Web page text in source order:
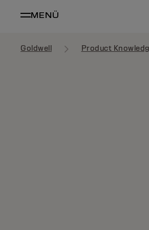
MENÜ
Goldwell Product